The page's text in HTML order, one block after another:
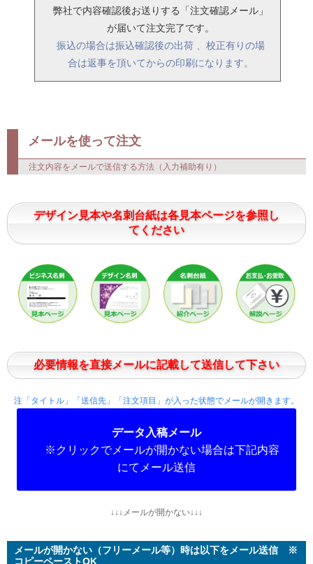
弊社で内容確認後お送りする「注文確認メール」
が届いて注文完了です。
振込の場合は振込確認後の出荷 、校正有りの場
合は返事を頂いてからの印刷になります。
メールを使って注文
注文内容をメールで送信する方法（入力補助有り）
デザイン見本や名刺台紙は各見本ページを参照し
てください
必要情報を直接メールに記載して送信して下さい
注「タイトル」「送信先」「注文項目」が入った状態でメールが開きます。
データ入稿メール
※クリックでメールが開かない場合は下記内容
にてメール送信
↓↓↓メールが開かない↓↓↓
メールが開かない（フリーメール等）時は以下をメール送信 ※
コピーペーストOK